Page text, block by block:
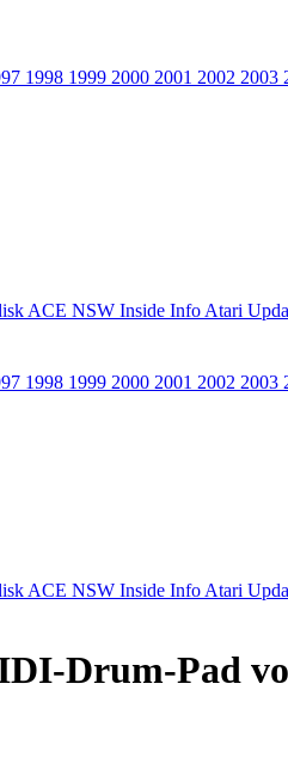
1998 1999 2000 2001 2002 2003
ACE NSW Inside Info Atari
1998 1999 2000 2001 2002 2003
ACE NSW Inside Info Atari
Drum-Pad